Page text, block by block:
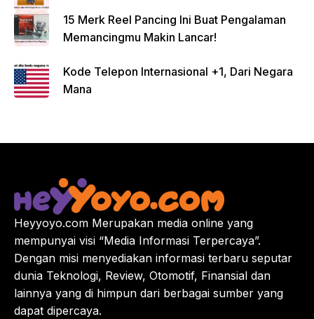
15 Merk Reel Pancing Ini Buat Pengalaman
Memancingmu Makin Lancar!
Kode Telepon Internasional +1, Dari Negara
Mana
Heyyoyo.com Merupakan media online yang
mempunyai visi “Media Informasi Terpercaya”.
Dengan misi menyediakan informasi terbaru seputar
dunia Teknologi, Review, Otomotif, Finansial dan
lainnya yang di himpun dari berbagai sumber yang
dapat dipercaya.